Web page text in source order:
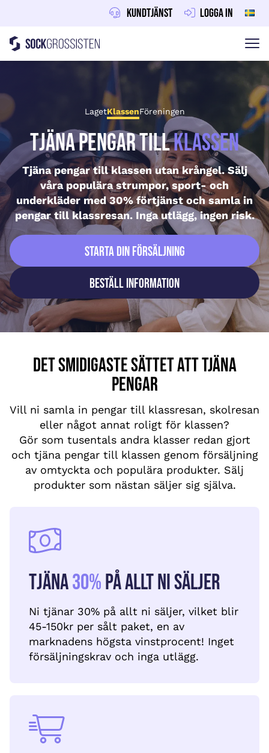
Kundtjänst Logga in
Hoppa till innehåll
Sockgrossisten
LagetKlassenFöreningen
Tjäna pengar tillklassen
Tjäna pengar till klassen utan krångel. Sälj
våra populära strumpor, sport- och
underkläder med 30% förtjänst och samla in
pengar till klassresan. Inga utlägg, ingen risk.
Starta din försäljning
Beställ information
DET SMIDIGASTE SÄTTET ATT TJÄNA
PENGAR
Vill ni samla in pengar till klassresan, skolresan
eller något annat roligt för klassen?
Gör som tusentals andra klasser redan gjort
och tjäna pengar till klassen genom försäljning
av omtyckta och populära produkter. Sälj
produkter som nästan säljer sig själva.
Tjäna30%på allt ni säljer
Ni tjänar 30% på allt ni säljer, vilket blir
45-150kr per sålt paket, en av
marknadens högsta vinstprocent! Inget
försäljningskrav och inga utlägg.